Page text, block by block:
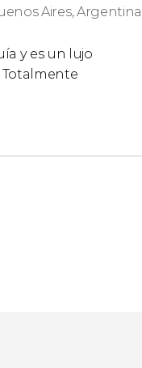
Aires, Argentina
y es un lujo
Totalmente